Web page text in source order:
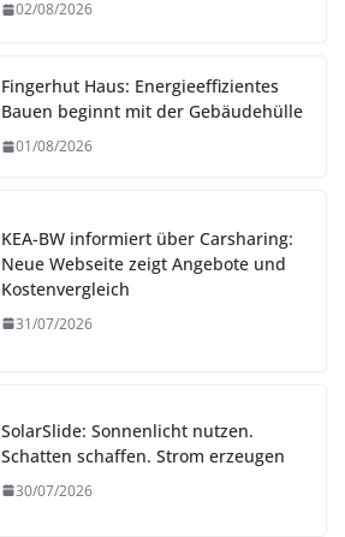
02/08/2026
Fingerhut Haus: Energieeffizientes
Bauen beginnt mit der Gebäudehülle
01/08/2026
KEA-BW informiert über Carsharing:
Neue Webseite zeigt Angebote und
Kostenvergleich
31/07/2026
SolarSlide: Sonnenlicht nutzen.
Schatten schaffen. Strom erzeugen
30/07/2026